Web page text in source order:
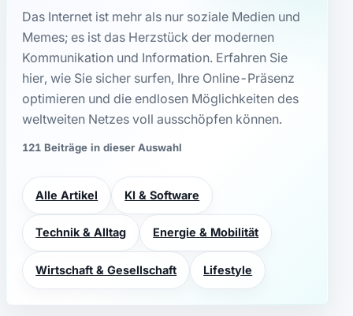
Das Internet ist mehr als nur soziale Medien und
Memes; es ist das Herzstück der modernen
Kommunikation und Information. Erfahren Sie
hier, wie Sie sicher surfen, Ihre Online-Präsenz
optimieren und die endlosen Möglichkeiten des
weltweiten Netzes voll ausschöpfen können.
121 Beiträge in dieser Auswahl
Alle Artikel KI & Software
Technik & Alltag Energie & Mobilität
Wirtschaft & Gesellschaft Lifestyle